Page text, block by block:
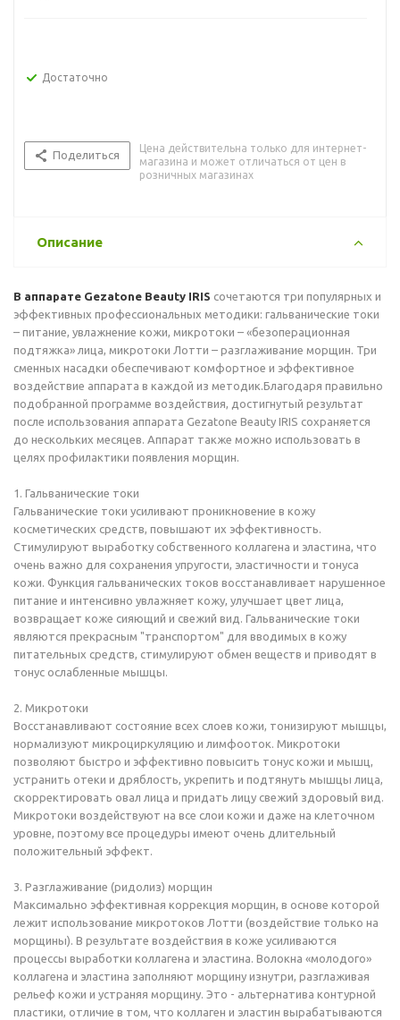
Достаточно
Поделиться
Цена действительна только для интернет-
магазина и может отличаться от цен в
розничных магазинах
Описание
В аппарате Gezatone Beauty IRIS cочетаются три популярных и
эффективных профессиональных методики: гальванические токи
– питание, увлажнение кожи, микротоки – «безоперационная
подтяжка» лица, микротоки Лотти – разглаживание морщин. Три
сменных насадки обеспечивают комфортное и эффективное
воздействие аппарата в каждой из методик.Благодаря правильно
подобранной программе воздействия, достигнутый результат
после использования аппарата Gezatone Beauty IRIS сохраняется
до нескольких месяцев. Аппарат также можно использовать в
целях профилактики появления морщин.
1. Гальванические токи
Гальванические токи усиливают проникновение в кожу
косметических средств, повышают их эффективность.
Стимулируют выработку собственного коллагена и эластина, что
очень важно для сохранения упругости, эластичности и тонуса
кожи. Функция гальванических токов восстанавливает нарушенное
питание и интенсивно увлажняет кожу, улучшает цвет лица,
возвращает коже сияющий и свежий вид. Гальванические токи
являются прекрасным "транспортом" для вводимых в кожу
питательных средств, стимулируют обмен веществ и приводят в
тонус ослабленные мышцы.
2. Микротоки
Восстанавливают состояние всех слоев кожи, тонизируют мышцы,
нормализуют микроциркуляцию и лимфооток. Микротоки
позволяют быстро и эффективно повысить тонус кожи и мышц,
устранить отеки и дряблость, укрепить и подтянуть мышцы лица,
скорректировать овал лица и придать лицу свежий здоровый вид.
Микротоки воздействуют на все слои кожи и даже на клеточном
уровне, поэтому все процедуры имеют очень длительный
положительный эффект.
3. Разглаживание (ридолиз) морщин
Максимально эффективная коррекция морщин, в основе которой
лежит использование микротоков Лотти (воздействие только на
морщины). В результате воздействия в коже усиливаются
процессы выработки коллагена и эластина. Волокна «молодого»
коллагена и эластина заполняют морщину изнутри, разглаживая
рельеф кожи и устраняя морщину. Это - альтернатива контурной
пластики, отличие в том, что коллаген и эластин вырабатываются